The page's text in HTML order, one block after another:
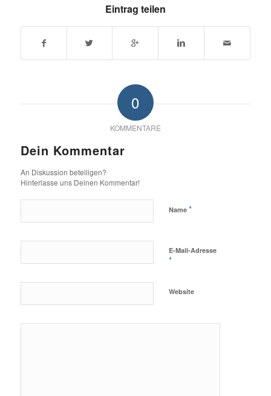
Eintrag teilen
0
KOMMENTARE
Dein Kommentar
An Diskussion beteiligen?
Hinterlasse uns Deinen Kommentar!
Name *
E-Mail-Adresse
*
Website